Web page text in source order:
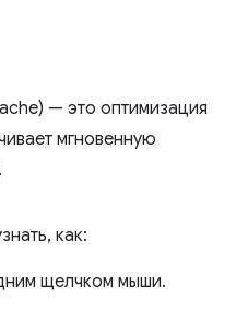
— это оптимизация
мгновенную
как:
щелчком мыши.